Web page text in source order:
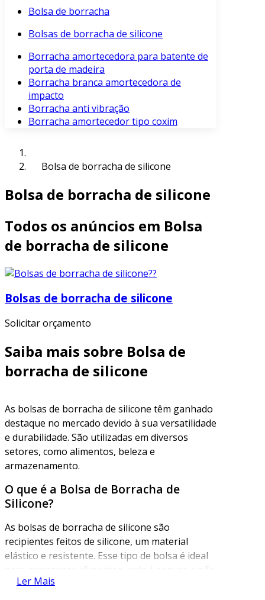
Bolsa de borracha
Bolsas de borracha de silicone
Borracha amortecedora para batente de
porta de madeira
Borracha branca amortecedora de
impacto
Borracha anti vibração
Borracha amortecedor tipo coxim
Bolsa de borracha de silicone
Bolsa de borracha de silicone
Todos os anúncios em Bolsa
de borracha de silicone
Bolsas de borracha de silicone
Solicitar orçamento
Saiba mais sobre Bolsa de
borracha de silicone
As bolsas de borracha de silicone têm ganhado
destaque no mercado devido à sua versatilidade
e durabilidade. São utilizadas em diversos
setores, como alimentos, beleza e
armazenamento.
O que é a Bolsa de Borracha de
Silicone?
As bolsas de borracha de silicone são
recipientes feitos de silicone, um material
elástico e resistente. Esse tipo de bolsa é ideal
para armazenar alimentos, pois é seguro e não
libera substâncias tóxicas.
Ler Mais